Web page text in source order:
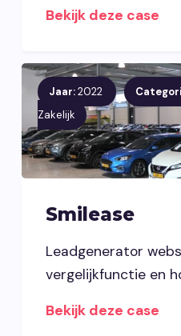
Bekijk deze case
Jaar:2022
Zakelijk
Smilease
Leadgenerator
vergelijkfunctie en
Bekijk deze case